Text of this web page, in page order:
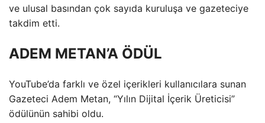
ve ulusal basından çok sayıda kuruluşa ve gazeteciye
takdim etti.
ADEM METAN’A ÖDÜL
YouTube’da farklı ve özel içerikleri kullanıcılara sunan
Gazeteci Adem Metan, “Yılın Dijital İçerik Üreticisi”
ödülünün sahibi oldu.